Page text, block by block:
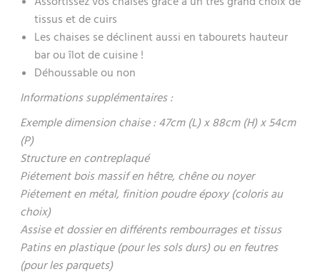
tissus et de cuirs
Les chaises se déclinent aussi en tabourets hauteur
bar ou îlot de cuisine !
Déhoussable ou non
Informations supplémentaires :
Exemple dimension chaise : 47cm (L) x 88cm (H) x 54cm
(P)
Structure en contreplaqué
Piétement bois massif en hêtre, chêne ou noyer
Piétement en métal, finition poudre époxy (coloris au
choix)
Assise et dossier en différents rembourrages et tissus
Patins en plastique (pour les sols durs) ou en feutres
(pour les parquets)